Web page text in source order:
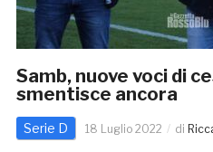
Samb, nuove voci di
smentisce ancora
Serie D 18 Luglio 2022 di